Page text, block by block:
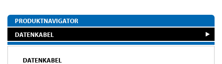
PRODUKTNAVIGATOR
DATENKABEL
DATENKABEL